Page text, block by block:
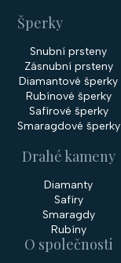
Šperky
Snubní prsteny
Zásnubní prsteny
Diamantové šperky
Rubínové šperky
Safírové šperky
Smaragdové šperky
Drahé kameny
Diamanty
Safíry
Smaragdy
Rubíny
O společnosti